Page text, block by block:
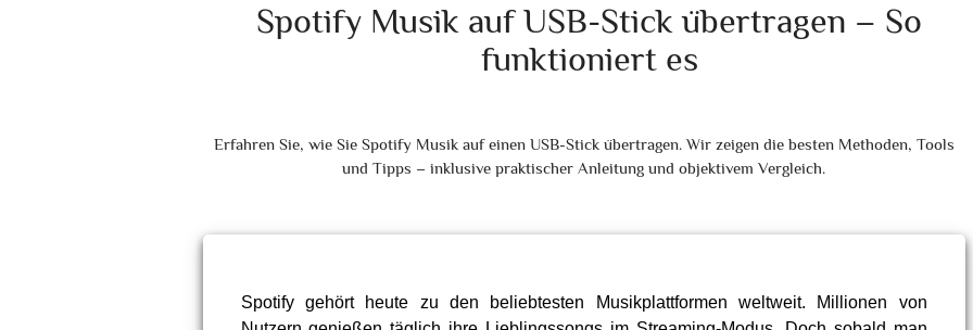
Spotify Musik auf USB-Stick übertragen – So
funktioniert es
Erfahren Sie, wie Sie Spotify Musik auf einen USB-Stick übertragen. Wir zeigen die besten Methoden, Tools
und Tipps – inklusive praktischer Anleitung und objektivem Vergleich.
Spotify gehört heute zu den beliebtesten Musikplattformen weltweit. Millionen von